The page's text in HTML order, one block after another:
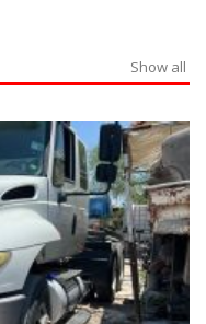
Show all
DISPONIBLE